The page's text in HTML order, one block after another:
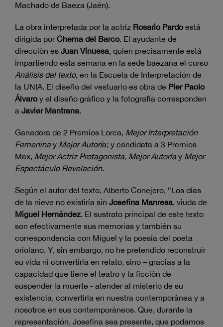
Machado de Baeza (Jaén).
La obra interpretada por la actriz Rosario Pardoestá
dirigida porChema del Barco. El ayudante de
dirección es Juan Vinuesa, quien precisamente está
impartiendo esta semana en la sede baezana el curso
Análisis del texto, en la Escuela de Interpretación de
la UNIA. El diseño del vestuario es obra de Pier Paolo
Álvaroy el diseño gráfico y la fotografía corresponden
a Javier Mantrana.
Ganadora de 2 Premios Lorca, Mejor Interpretación
Femenina y Mejor Autoría; y candidata a 3 Premios
Max, Mejor Actriz Protagonista, Mejor Autoría y Mejor
Espectáculo Revelación.
Según el autor del texto, Alberto Conejero, “Los días
de la nieve no existiría sin Josefina Manresa, viuda de
Miguel Hernández. El sustrato principal de este texto
son efectivamente sus memorias y también su
correspondencia con Miguel y la poesía del poeta
oriolano. Y, sin embargo, no he pretendido reconstruir
su vida ni convertirla en relato, sino – gracias a la
capacidad que tiene el teatro y la ficción de
suspender la muerte - atender al misterio de su
existencia, convertirla en nuestra contemporánea y a
nosotros en sus contemporáneos. Que, durante la
representación, Josefina sea presente, que podamos